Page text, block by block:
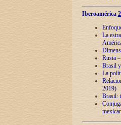
Iberoamérica
La
Rusia
Brasil
La
2019)
Brasil: